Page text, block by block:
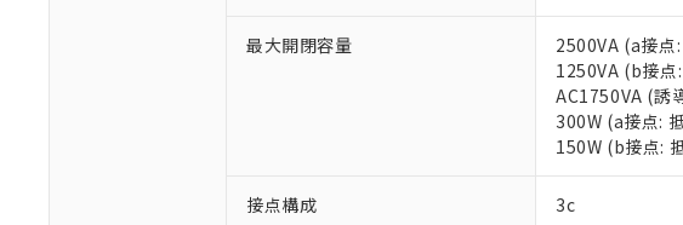
最大開閉容量
2500VA (a接点
1250VA (b接点
AC1750VA (誘
300W (a接点:
150W (b接点:
接点構成 3c
ご利用条件
対応済み：EU RoHS指令（10
対応予定：EU RoHS指令（10物質
対応予定なし：EU RoHS指令（10
調査・確認中：EU RoHS指令（10
仕入先様の事情により、非含有部
※1 中国RoHS○×表